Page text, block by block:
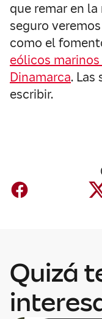
que remar en
seguro
como el
eólicos
Dinamarca. Las
escribir.
Quizá